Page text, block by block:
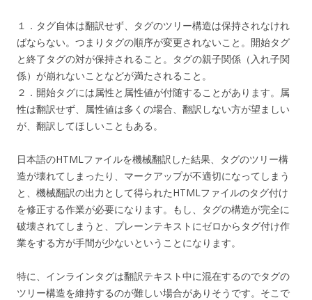
１．タグ自体は翻訳せず、タグのツリー構造は保持されなけれ
ばならない。つまりタグの順序が変更されないこと。開始タグ
と終了タグの対が保持されること。タグの親子関係（入れ子関
係）が崩れないことなどが満たされること。
２．開始タグには属性と属性値が付随することがあります。属
性は翻訳せず、属性値は多くの場合、翻訳しない方が望ましい
が、翻訳してほしいこともある。
日本語のHTMLファイルを機械翻訳した結果、タグのツリー構
造が壊れてしまったり、マークアップが不適切になってしまう
と、機械翻訳の出力として得られたHTMLファイルのタグ付け
を修正する作業が必要になります。もし、タグの構造が完全に
破壊されてしまうと、プレーンテキストにゼロからタグ付け作
業をする方が手間が少ないということになります。
特に、インラインタグは翻訳テキスト中に混在するのでタグの
ツリー構造を維持するのが難しい場合がありそうです。そこで